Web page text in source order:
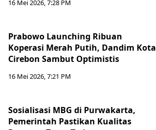
16 Mei 2026, 7:28 PM
Prabowo Launching Ribuan
Koperasi Merah Putih, Dandim Kota
Cirebon Sambut Optimistis
16 Mei 2026, 7:21 PM
Sosialisasi MBG di Purwakarta,
Pemerintah Pastikan Kualitas